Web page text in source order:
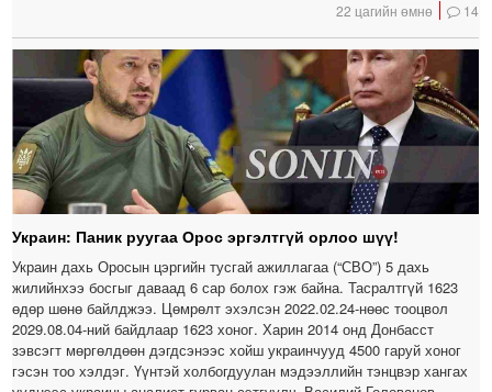
22 цагийн өмнө 14
Украин: Паник руугаа Орос эргэлтгүй орлоо шүү!
Украин дахь Оросын цэргийн тусгай ажиллагаа (“СВО”) 5 дахь
жилийнхээ босгыг даваад 6 сар болох гэж байна. Тасралтгүй 1623
өдөр шөнө байлджээ. Цөмрөлт эхэлсэн 2022.02.24-нөөс тооцвол
2029.08.04-ний байдлаар 1623 хоног. Харин 2014 онд Донбасст
зэвсэгт мөргөлдөөн дэгдсэнээс хойш украинчууд 4500 гаруй хоног
гэсэн тоо хэлдэг. Үүнтэй холбогдуулан мэдээллийн тэнцвэр хангах